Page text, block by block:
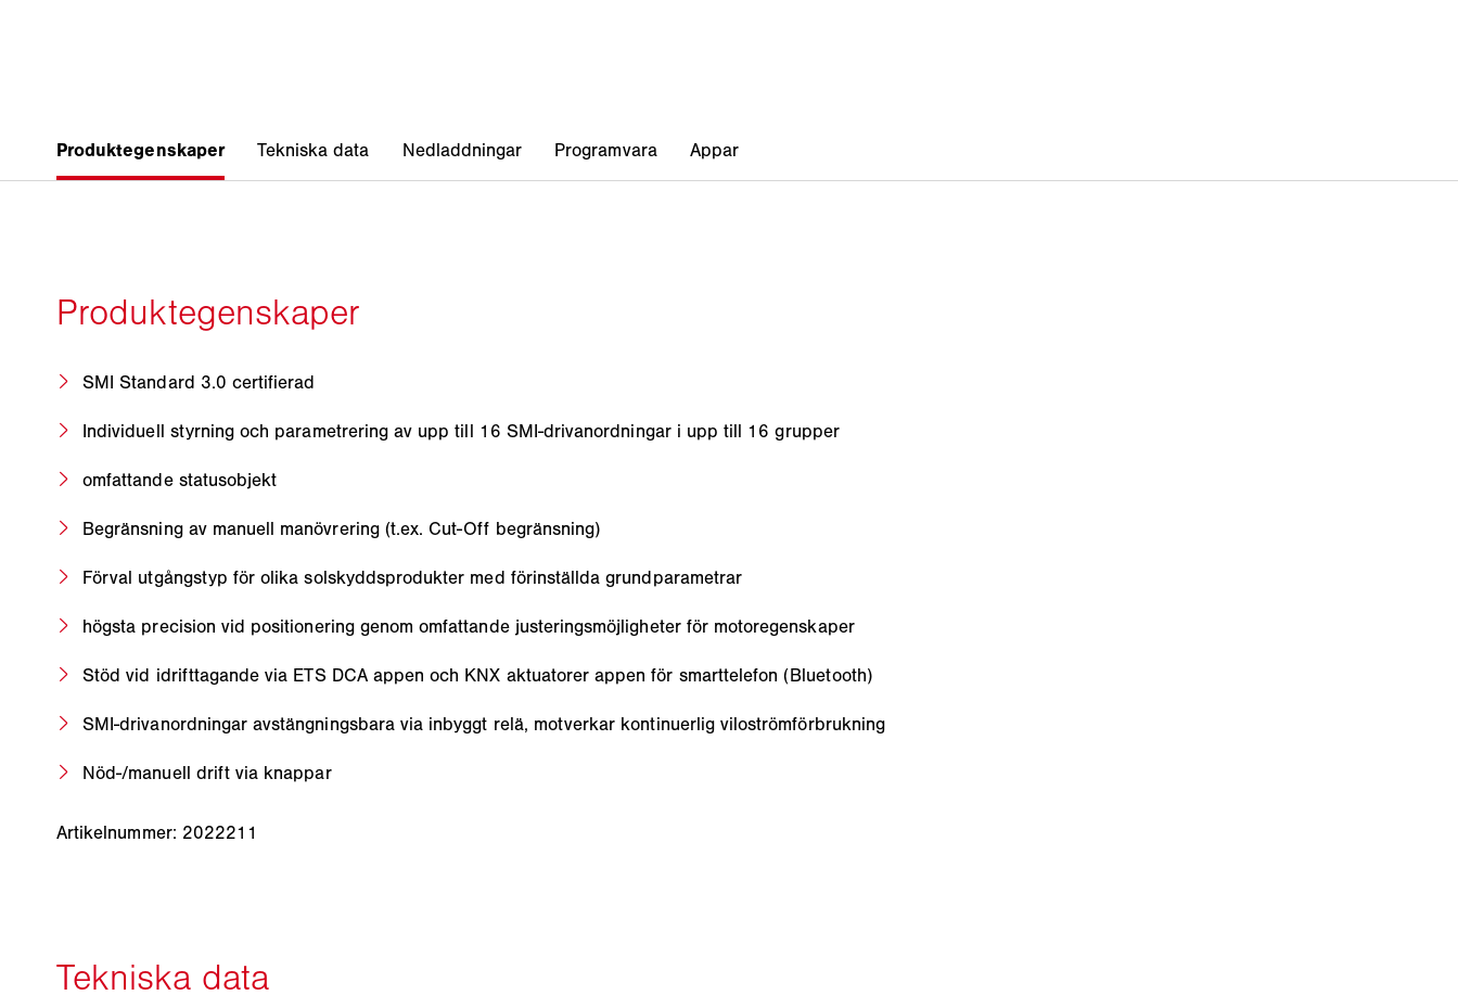
SMI Standard 3.0 certifierad
Individuell styrning och parametrering av upp till 16 SMI-drivanordningar i upp till 16 grupper
omfattande statusobjekt
Begränsning av manuell manövrering (t.ex. Cut-Off begränsning)
Förval utgångstyp för olika solskyddsprodukter med förinställda grundparametrar
högsta precision vid positionering genom omfattande justeringsmöjligheter för motoregenskaper
Stöd vid idrifttagande via ETS DCA appen och KNX aktuatorer appen för smarttelefon (Bluetooth)
SMI-drivanordningar avstängningsbara via inbyggt relä, motverkar kontinuerlig viloströmförbrukning
Nöd-/manuell drift via knappar
Artikelnummer: 2022211